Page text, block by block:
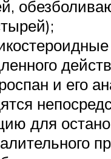
и его
для